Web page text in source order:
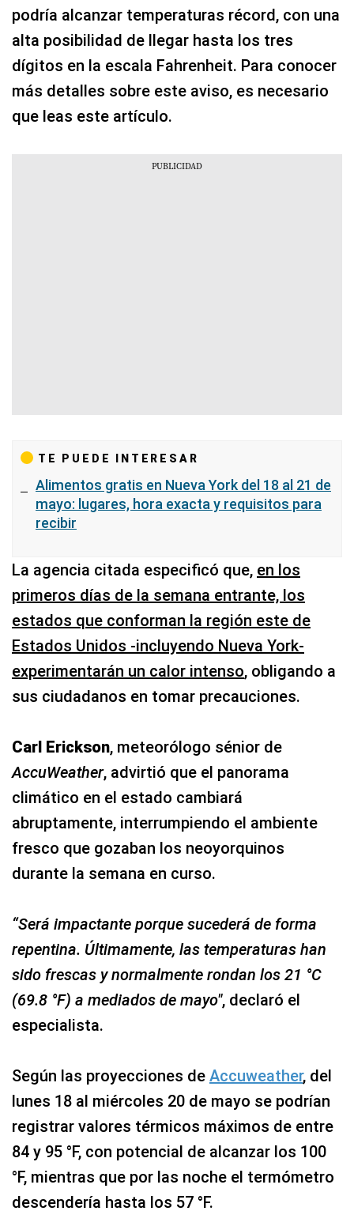
podría alcanzar temperaturas récord, con una
alta posibilidad de llegar hasta los tres
dígitos en la escala Fahrenheit. Para conocer
más detalles sobre este aviso, es necesario
que leas este artículo.
TE PUEDE INTERESAR
Alimentos gratis en Nueva York del 18 al 21 de
mayo: lugares, hora exacta y requisitos para
recibir
La agencia citada especificó que, en los
primeros días de la semana entrante, los
estados que conforman la región este de
Estados Unidos -incluyendo Nueva York-
experimentarán un calor intenso, obligando a
sus ciudadanos en tomar precauciones.
Carl Erickson, meteorólogo sénior de
AccuWeather, advirtió que el panorama
climático en el estado cambiará
abruptamente, interrumpiendo el ambiente
fresco que gozaban los neoyorquinos
durante la semana en curso.
“Será impactante porque sucederá de forma
repentina. Últimamente, las temperaturas han
sido frescas y normalmente rondan los 21 °C
(69.8 °F) a mediados de mayo", declaró el
especialista.
Según las proyecciones de Accuweather, del
lunes 18 al miércoles 20 de mayo se podrían
registrar valores térmicos máximos de entre
84 y 95 °F, con potencial de alcanzar los 100
°F, mientras que por las noche el termómetro
descendería hasta los 57 °F.